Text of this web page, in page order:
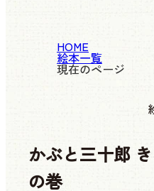
HOME
絵本一覧
現在のページ
かぶと三十郎
の巻